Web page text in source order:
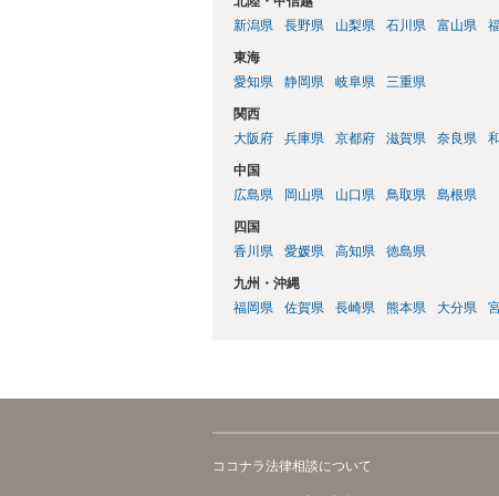
新潟県
長野県 山梨県 石川県 富山県
東海
愛知県
静岡県 岐阜県 三重県
関西
大阪府
兵庫県 京都府 滋賀県 奈良県
中国
広島県
岡山県 山口県 鳥取県 島根県
四国
香川県
愛媛県 高知県 徳島県
九州・沖縄
福岡県
佐賀県 長崎県 熊本県 大分県
ココナラ法律相談について